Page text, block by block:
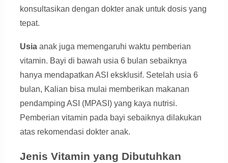
konsultasikan dengan dokter anak untuk dosis yang
tepat.
Usiaanak juga memengaruhi waktu pemberian
vitamin. Bayi di bawah usia 6 bulan sebaiknya
hanya mendapatkan ASI eksklusif. Setelah usia 6
bulan, Kalian bisa mulai memberikan makanan
pendamping ASI (MPASI) yang kaya nutrisi.
Pemberian vitamin pada bayi sebaiknya dilakukan
atas rekomendasi dokter anak.
Jenis Vitamin yang Dibutuhkan